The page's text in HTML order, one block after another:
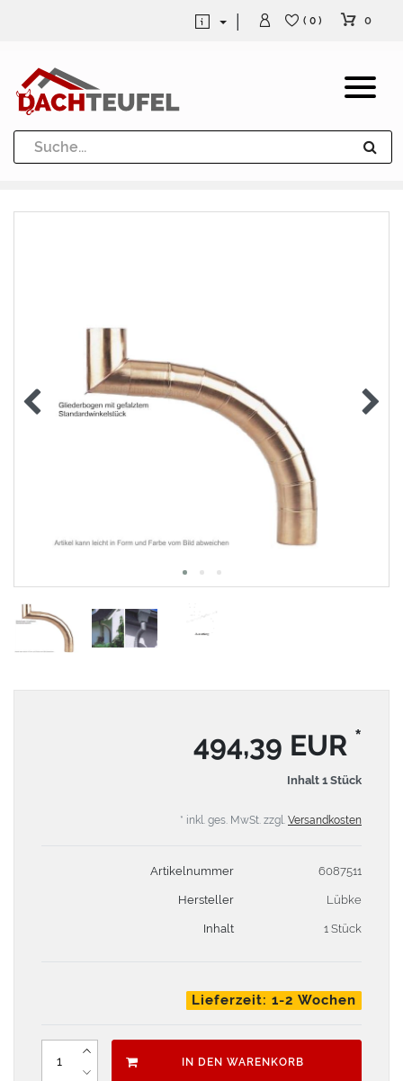
Dachrinne und Fallrohre
Werkzeuge und Löttechnik
( 0 ) 0
494,39 EUR *
Inhalt 1 Stück
* inkl. ges. MwSt. zzgl. Versandkosten
Artikelnummer 6087511
Hersteller Lübke
Inhalt 1 Stück
Lieferzeit: 1-2 Wochen
IN DEN WARENKORB